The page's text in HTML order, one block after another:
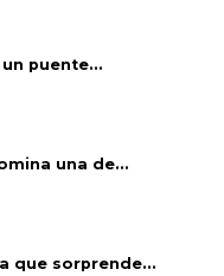
puente...
una de...
que sorprende...